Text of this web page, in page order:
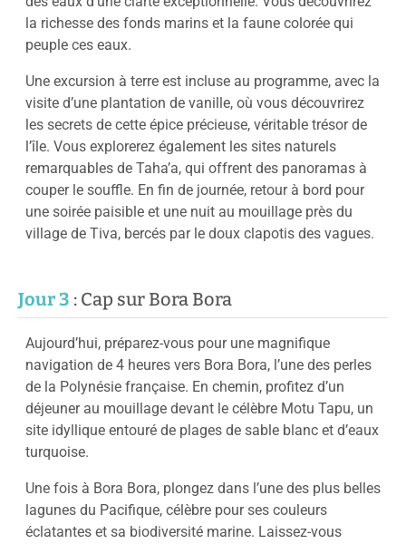
la richesse des fonds marins et la faune colorée qui
peuple ces eaux.
Une excursion à terre est incluse au programme, avec la
visite d’une plantation de vanille, où vous découvrirez
les secrets de cette épice précieuse, véritable trésor de
l’île. Vous explorerez également les sites naturels
remarquables de Taha’a, qui offrent des panoramas à
couper le souffle. En fin de journée, retour à bord pour
une soirée paisible et une nuit au mouillage près du
village de Tiva, bercés par le doux clapotis des vagues.
Jour 3 : Cap sur Bora Bora
Aujourd’hui, préparez-vous pour une magnifique
navigation de 4 heures vers Bora Bora, l’une des perles
de la Polynésie française. En chemin, profitez d’un
déjeuner au mouillage devant le célèbre Motu Tapu, un
site idyllique entouré de plages de sable blanc et d’eaux
turquoise.
Une fois à Bora Bora, plongez dans l’une des plus belles
lagunes du Pacifique, célèbre pour ses couleurs
éclatantes et sa biodiversité marine. Laissez-vous